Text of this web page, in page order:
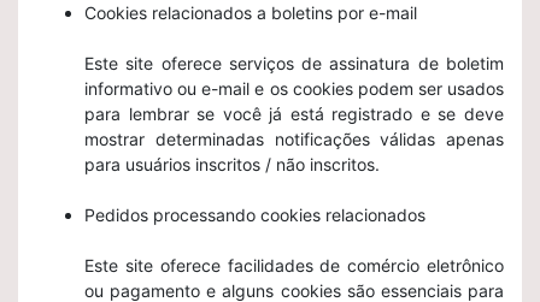
Cookies relacionados a boletins por e-mail
Este site oferece serviços de assinatura de boletim
informativo ou e-mail e os cookies podem ser usados
​​para lembrar se você já está registrado e se deve
mostrar determinadas notificações válidas apenas
para usuários inscritos / não inscritos.
Pedidos processando cookies relacionados
Este site oferece facilidades de comércio eletrônico
ou pagamento e alguns cookies são essenciais para